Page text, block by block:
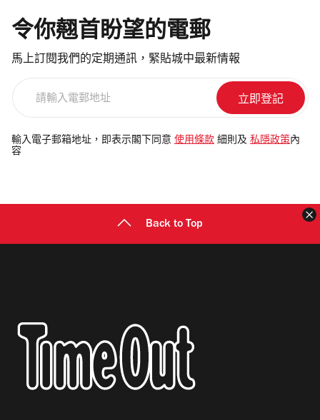
令你翹首盼望的電郵
馬上訂閱我們的定期通訊，緊貼城中最新情報
電
郵
輸入電子郵箱地址，即表示閣下同意 使用條款 細則及 私隱政策 內
容
Back to Top